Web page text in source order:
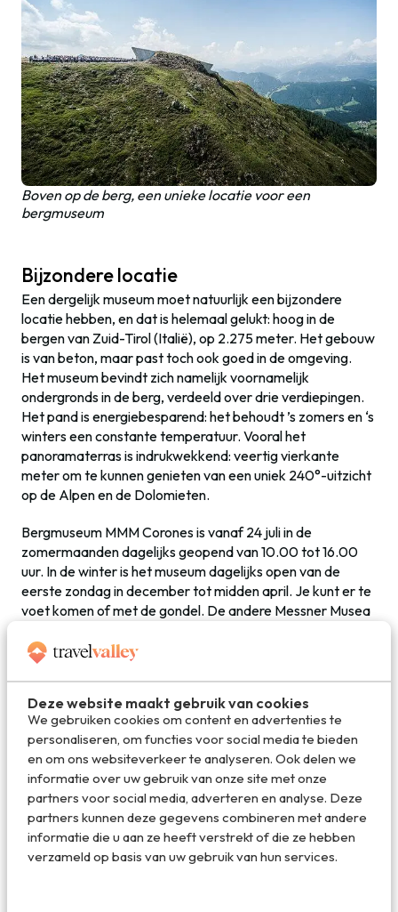
Deze website maakt gebruik van cookies
We gebruiken cookies om content en advertenties te
personaliseren, om functies voor social media te bieden
en om ons websiteverkeer te analyseren. Ook delen we
informatie over uw gebruik van onze site met onze
partners voor social media, adverteren en analyse. Deze
partners kunnen deze gegevens combineren met andere
informatie die u aan ze heeft verstrekt of die ze hebben
verzameld op basis van uw gebruik van hun services.
Boven op de berg, een unieke locatie voor een
bergmuseum
Bijzondere locatie
Een dergelijk museum moet natuurlijk een bijzondere
locatie hebben, en dat is helemaal gelukt: hoog in de
bergen van Zuid-Tirol (Italië), op 2.275 meter. Het gebouw
is van beton, maar past toch ook goed in de omgeving.
Het museum bevindt zich namelijk voornamelijk
ondergronds in de berg, verdeeld over drie verdiepingen.
Het pand is energiebesparend: het behoudt ’s zomers en ‘s
winters een constante temperatuur. Vooral het
panoramaterras is indrukwekkend: veertig vierkante
meter om te kunnen genieten van een uniek 240°-uitzicht
op de Alpen en de Dolomieten.
Bergmuseum MMM Corones is vanaf 24 juli in de
zomermaanden dagelijks geopend van 10.00 tot 16.00
uur. In de winter is het museum dagelijks open van de
eerste zondag in december tot midden april. Je kunt er te
voet komen of met de gondel. De andere Messner Musea
Ripa. Meer info over deze musea vind je op de
Deel dit artikel
Deel via E-mail